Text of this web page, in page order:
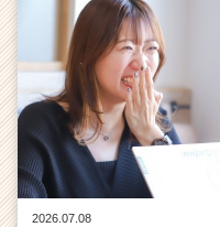
2026.07.08